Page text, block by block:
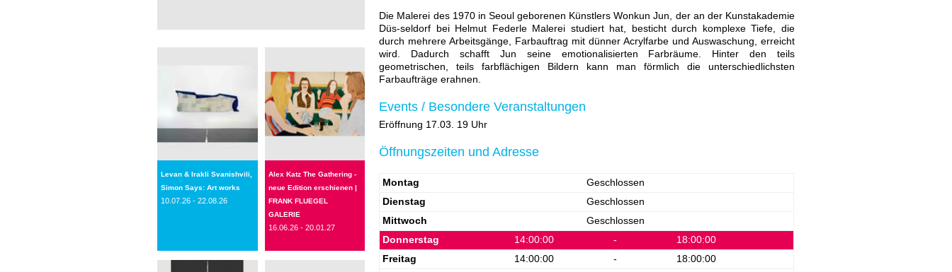
Levan & Irakli Svanishvili,
Simon Says: Art works
10.07.26 - 22.08.26
Alex Katz The Gathering -
neue Edition erschienen |
FRANK FLUEGEL
GALERIE
16.06.26 - 20.01.27
Die Malerei des 1970 in Seoul geborenen Künstlers Wonkun Jun, der an der Kunstakademie
Düs-seldorf bei Helmut Federle Malerei studiert hat, besticht durch komplexe Tiefe, die
durch mehrere Arbeitsgänge, Farbauftrag mit dünner Acrylfarbe und Auswaschung, erreicht
wird. Dadurch schafft Jun seine emotionalisierten Farbräume. Hinter den teils
geometrischen, teils farbflächigen Bildern kann man förmlich die unterschiedlichsten
Farbaufträge erahnen.
Events / Besondere Veranstaltungen
Eröffnung 17.03. 19 Uhr
Öffnungszeiten und Adresse
Montag
Geschlossen
Dienstag
Geschlossen
Mittwoch
Geschlossen
Donnerstag
14:00:00 -
18:00:00
Freitag
14:00:00 -
18:00:00